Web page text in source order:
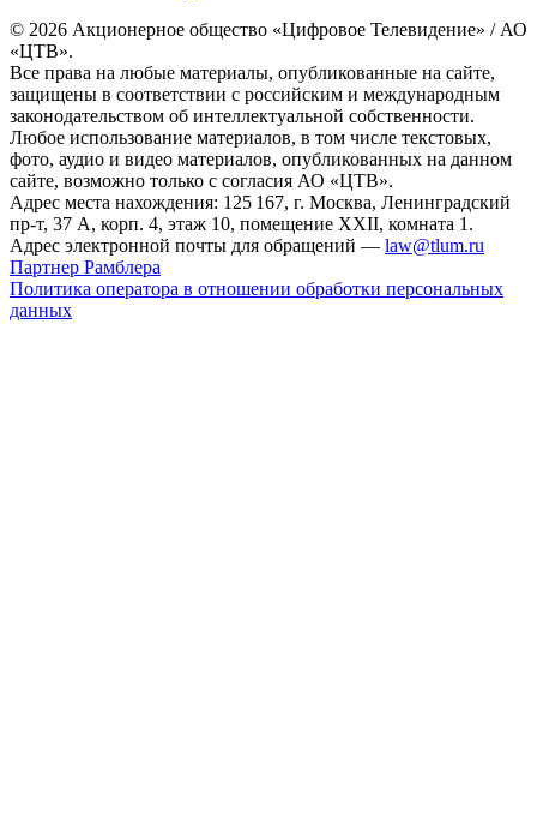
© 2026 Акционерное общество «Цифровое Телевидение» / АО
«ЦТВ».
Все права на любые материалы, опубликованные на сайте,
защищены в соответствии с российским и международным
законодательством об интеллектуальной собственности.
Любое использование материалов, в том числе текстовых,
фото, аудио и видео материалов, опубликованных на данном
сайте, возможно только с согласия АО «ЦТВ».
Адрес места нахождения: 125 167, г. Москва, Ленинградский
пр-т, 37 А, корп. 4, этаж 10, помещение XXII, комната 1.
Адрес электронной почты для обращений — law@tlum.ru
Партнер Рамблера
Политика оператора в отношении обработки персональных
данных